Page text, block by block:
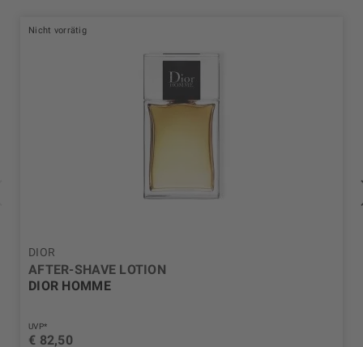
Nicht vorrätig
DIOR
AFTER-SHAVE LOTION
DIOR HOMME
UVP*
€ 82,50